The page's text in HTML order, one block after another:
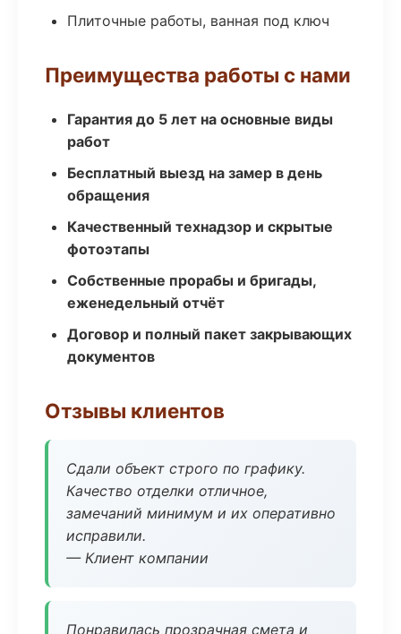
Плиточные работы, ванная под ключ
Преимущества работы с нами
Гарантия до 5 лет на основные виды
работ
Бесплатный выезд на замер в день
обращения
Качественный технадзор и скрытые
фотоэтапы
Собственные прорабы и бригады,
еженедельный отчёт
Договор и полный пакет закрывающих
документов
Отзывы клиентов
Сдали объект строго по графику.
Качество отделки отличное,
замечаний минимум и их оперативно
исправили.
— Клиент компании
Понравилась прозрачная смета и